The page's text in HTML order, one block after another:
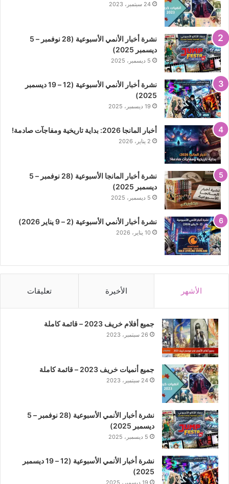
24 سبتمبر، 2023
نشرة أخبار الأنمي الأسبوعية (28 نوفمبر – 5
ديسمبر 2025)
5 ديسمبر، 2025
نشرة أخبار الأنمي الأسبوعية (12 – 19 ديسمبر
2025)
19 ديسمبر، 2025
أخبار المانجا 2026: بداية تاريخية ومفاجآت صادمة!
2 يناير، 2026
نشرة أخبار المانجا الأسبوعية (28 نوفمبر – 5
ديسمبر 2025)
5 ديسمبر، 2025
نشرة أخبار الأنمي الأسبوعية (2 – 9 يناير 2026)
10 يناير، 2026
الأشهر الأخيرة تعليقات
جميع أفلام خريف 2023 – قائمة كاملة
26 سبتمبر، 2023
جميع أنميات خريف 2023 – قائمة كاملة
24 سبتمبر، 2023
نشرة أخبار الأنمي الأسبوعية (28 نوفمبر – 5
ديسمبر 2025)
5 ديسمبر، 2025
نشرة أخبار الأنمي الأسبوعية (12 – 19 ديسمبر
2025)